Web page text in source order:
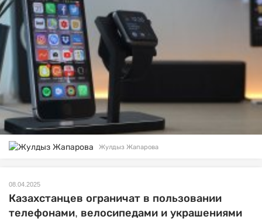
Жулдыз Жапарова
08.04.2025
Казахстанцев ограничат в пользовании
телефонами, велосипедами и украшениями